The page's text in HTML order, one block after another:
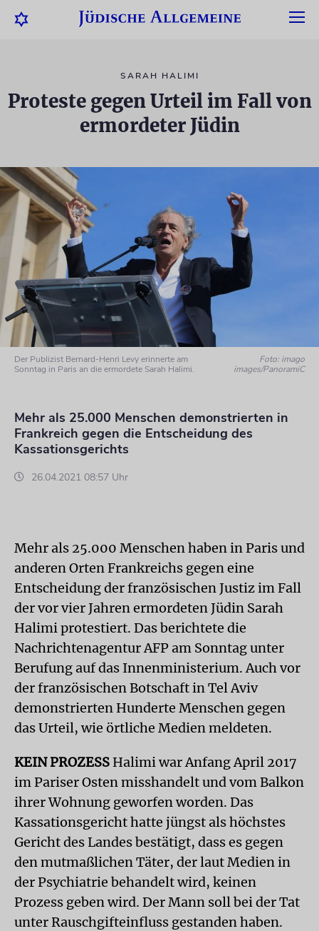
SARAH HALIMI
Proteste gegen Urteil im Fall von
ermordeter Jüdin
Der Publizist Bernard-Henri Levy erinnerte am
Sonntag in Paris an die ermordete Sarah Halimi.
Foto: imago
images/PanoramiC
Mehr als 25.000 Menschen demonstrierten in
Frankreich gegen die Entscheidung des
Kassationsgerichts
26.04.2021 08:57 Uhr
Mehr als 25.000 Menschen haben in Paris und
anderen Orten Frankreichs gegen eine
Entscheidung der französischen Justiz im Fall
der vor vier Jahren ermordeten Jüdin Sarah
Halimi protestiert. Das berichtete die
Nachrichtenagentur AFP am Sonntag unter
Berufung auf das Innenministerium. Auch vor
der französischen Botschaft in Tel Aviv
demonstrierten Hunderte Menschen gegen
das Urteil, wie örtliche Medien meldeten.
KEIN PROZESS Halimi war Anfang April 2017
im Pariser Osten misshandelt und vom Balkon
ihrer Wohnung geworfen worden. Das
Kassationsgericht hatte jüngst als höchstes
Gericht des Landes bestätigt, dass es gegen
den mutmaßlichen Täter, der laut Medien in
der Psychiatrie behandelt wird, keinen
Prozess geben wird. Der Mann soll bei der Tat
unter Rauschgifteinfluss gestanden haben.